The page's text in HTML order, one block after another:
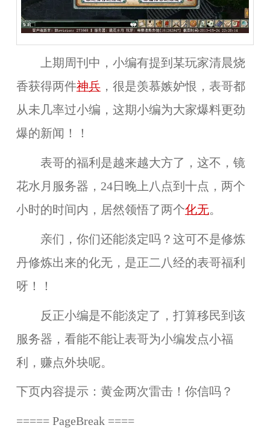
上期周刊中，小编有提到某玩家清晨烧
香获得两件神兵，很是羡慕嫉妒恨，表哥都
从未几率过小编，这期小编为大家爆料更劲
爆的新闻！！
表哥的福利是越来越大方了，这不，镜
花水月服务器，24日晚上八点到十点，两个
小时的时间内，居然领悟了两个化无。
亲们，你们还能淡定吗？这可不是修炼
丹修炼出来的化无，是正二八经的表哥福利
呀！！
反正小编是不能淡定了，打算移民到该
服务器，看能不能让表哥为小编发点小福
利，赚点外块呢。
下页内容提示：黄金两次雷击！你信吗？
===== PageBreak ====